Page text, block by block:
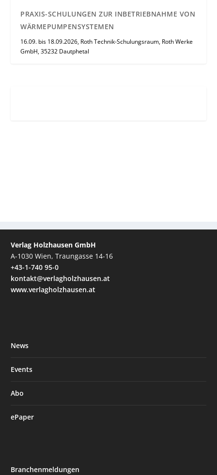
PRAXIS-SCHULUNGEN ZUR INBETRIEBNAHME VON
WÄRMEPUMPENSYSTEMEN
16.09. bis 18.09.2026, Roth Technik-Schulungsraum, Roth Werke
GmbH, 35232 Dautphetal
Verlag Holzhausen GmbH
A-1030 Wien, Traungasse 14-16
+43-1-740 95-0
kontakt@verlagholzhausen.at
www.verlagholzhausen.at
News
Events
Abo
ePaper
Branchenmeldungen